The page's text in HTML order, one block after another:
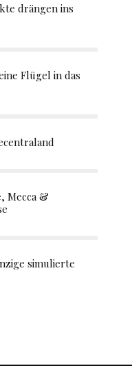
drängen ins
Flügel in das
Mecca &
simulierte